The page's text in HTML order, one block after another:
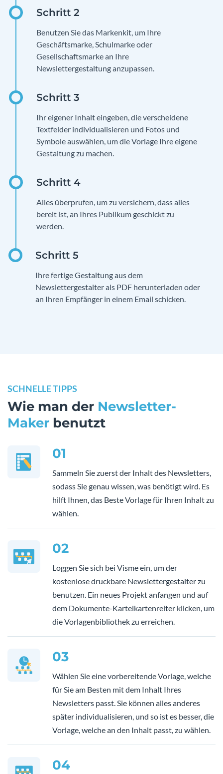
Benutzen Sie das Markenkit, um Ihre
Geschäftsmarke, Schulmarke oder
Gesellschaftsmarke an Ihre
Newslettergestaltung anzupassen.
Ihr eigener Inhalt eingeben, die verscheidene
Textfelder individualisieren und Fotos und
Symbole auswählen, um die Vorlage Ihre eigene
Gestaltung zu machen.
Alles überprufen, um zu versichern, dass alles
bereit ist, an Ihres Publikum geschickt zu
werden.
Ihre fertige Gestaltung aus dem
Newslettergestalter als PDF herunterladen oder
an Ihren Empfänger in einem Email schicken.
SCHNELLE TIPPS
Wie man der Newsletter-
Maker benutzt
01
Sammeln Sie zuerst der Inhalt des Newsletters,
sodass Sie genau wissen, was benötigt wird. Es
hilft Ihnen, das Beste Vorlage für Ihren Inhalt zu
wählen.
02
Loggen Sie sich bei Visme ein, um der
kostenlose druckbare Newslettergestalter zu
benutzen. Ein neues Projekt anfangen und auf
dem Dokumente-Karteikartenreiter klicken, um
die Vorlagenbibliothek zu erreichen.
03
Wählen Sie eine vorbereitende Vorlage, welche
für Sie am Besten mit dem Inhalt Ihres
Newsletters passt. Sie können alles anderes
später individualisieren, und so ist es besser, die
Vorlage, welche an den Inhalt passt, zu wählen.
04